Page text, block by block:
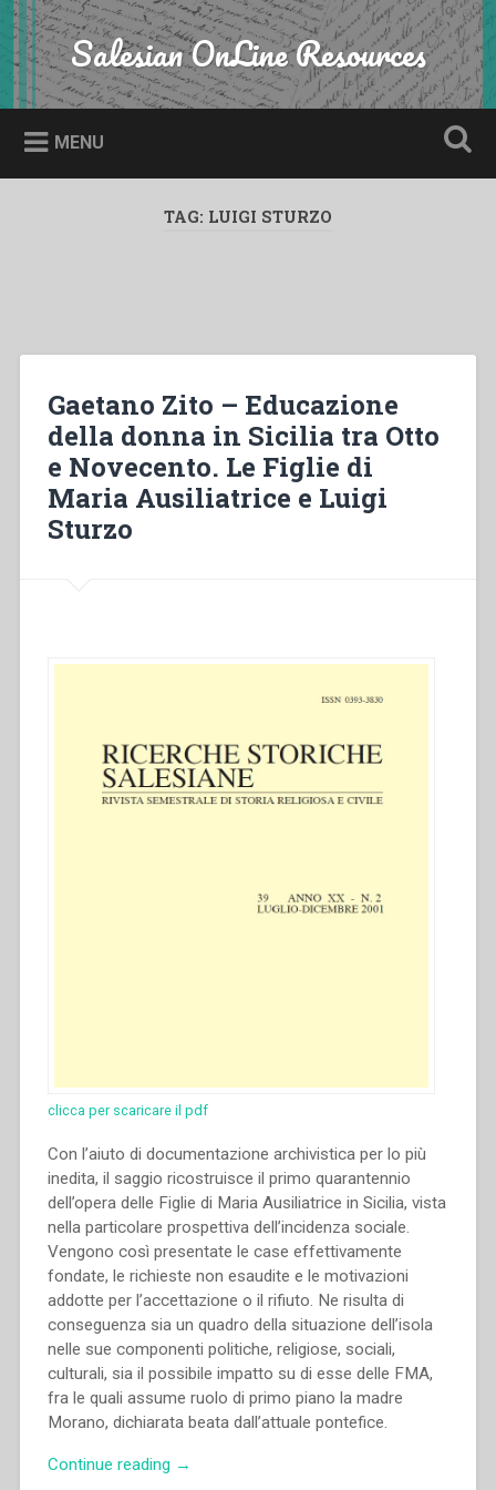
Skip
to
content
Search Salesian OnLine Resources
MENU
TAG: LUIGI STURZO
Gaetano Zito – Educazione
della donna in Sicilia tra Otto
e Novecento. Le Figlie di
Maria Ausiliatrice e Luigi
Sturzo
clicca per scaricare il pdf
Con l’aiuto di documentazione archivistica per lo più
inedita, il saggio ricostruisce il primo quarantennio
dell’opera delle Figlie di Maria Ausiliatrice in Sicilia, vista
nella particolare prospettiva dell’incidenza sociale.
Vengono così presentate le case effettivamente
fondate, le richieste non esaudite e le motivazioni
addotte per l’accettazione o il rifiuto. Ne risulta di
conseguenza sia un quadro della situazione dell’isola
nelle sue componenti politiche, religiose, sociali,
culturali, sia il possibile impatto su di esse delle FMA,
fra le quali assume ruolo di primo piano la madre
Morano, dichiarata beata dall’attuale pontefice.
Continue reading “Gaetano
→